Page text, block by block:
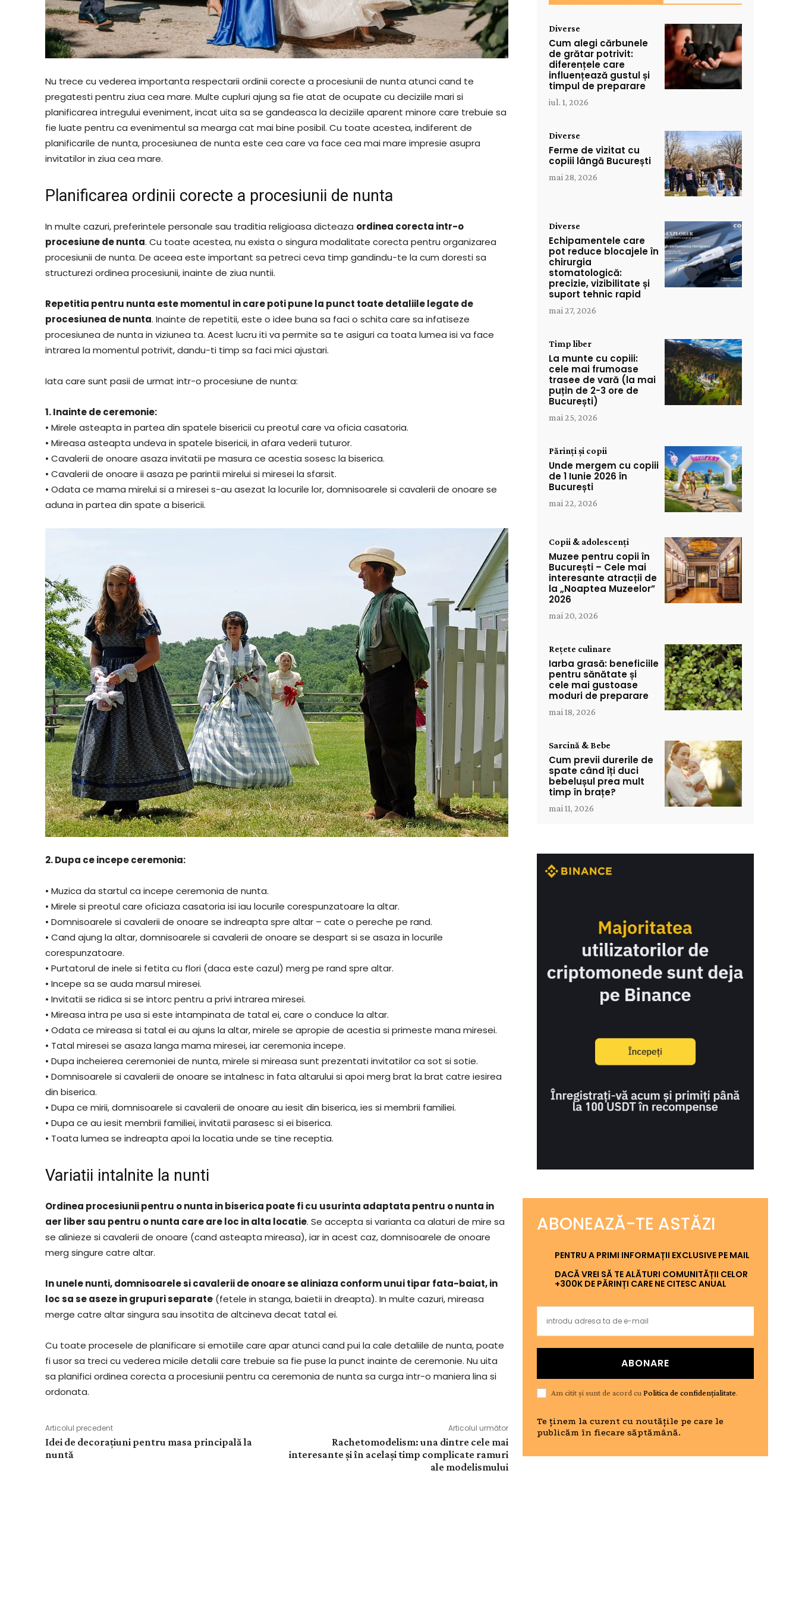
Nu trece cu vederea importanta respectarii ordinii corecte a procesiunii de nunta atunci cand te
pregatesti pentru ziua cea mare. Multe cupluri ajung sa fie atat de ocupate cu deciziile mari si
planificarea intregului eveniment, incat uita sa se gandeasca la deciziile aparent minore care trebuie sa
fie luate pentru ca evenimentul sa mearga cat mai bine posibil. Cu toate acestea, indiferent de
planificarile de nunta, procesiunea de nunta este cea care va face cea mai mare impresie asupra
invitatilor in ziua cea mare.
Planificarea ordinii corecte a procesiunii de nunta
In multe cazuri, preferintele personale sau traditia religioasa dicteaza ordinea corecta intr-o
procesiune de nunta. Cu toate acestea, nu exista o singura modalitate corecta pentru organizarea
procesiunii de nunta. De aceea este important sa petreci ceva timp gandindu-te la cum doresti sa
structurezi ordinea procesiunii, inainte de ziua nuntii.
Repetitia pentru nunta este momentul in care poti pune la punct toate detaliile legate de
procesiunea de nunta. Inainte de repetitii, este o idee buna sa faci o schita care sa infatiseze
procesiunea de nunta in viziunea ta. Acest lucru iti va permite sa te asiguri ca toata lumea isi va face
intrarea la momentul potrivit, dandu-ti timp sa faci mici ajustari.
Iata care sunt pasii de urmat intr-o procesiune de nunta:
1. Inainte de ceremonie:
• Mirele asteapta in partea din spatele bisericii cu preotul care va oficia casatoria.
• Mireasa asteapta undeva in spatele bisericii, in afara vederii tuturor.
• Cavalerii de onoare asaza invitatii pe masura ce acestia sosesc la biserica.
• Cavalerii de onoare ii asaza pe parintii mirelui si miresei la sfarsit.
• Odata ce mama mirelui si a miresei s-au asezat la locurile lor, domnisoarele si cavalerii de onoare se
aduna in partea din spate a bisericii.
2. Dupa ce incepe ceremonia:
• Muzica da startul ca incepe ceremonia de nunta.
• Mirele si preotul care oficiaza casatoria isi iau locurile corespunzatoare la altar.
• Domnisoarele si cavalerii de onoare se indreapta spre altar – cate o pereche pe rand.
• Cand ajung la altar, domnisoarele si cavalerii de onoare se despart si se asaza in locurile
corespunzatoare.
• Purtatorul de inele si fetita cu flori (daca este cazul) merg pe rand spre altar.
• Incepe sa se auda marsul miresei.
• Invitatii se ridica si se intorc pentru a privi intrarea miresei.
• Mireasa intra pe usa si este intampinata de tatal ei, care o conduce la altar.
• Odata ce mireasa si tatal ei au ajuns la altar, mirele se apropie de acestia si primeste mana miresei.
• Tatal miresei se asaza langa mama miresei, iar ceremonia incepe.
• Dupa incheierea ceremoniei de nunta, mirele si mireasa sunt prezentati invitatilor ca sot si sotie.
• Domnisoarele si cavalerii de onoare se intalnesc in fata altarului si apoi merg brat la brat catre iesirea
din biserica.
• Dupa ce mirii, domnisoarele si cavalerii de onoare au iesit din biserica, ies si membrii familiei.
• Dupa ce au iesit membrii familiei, invitatii parasesc si ei biserica.
• Toata lumea se indreapta apoi la locatia unde se tine receptia.
Variatii intalnite la nunti
Ordinea procesiunii pentru o nunta in biserica poate fi cu usurinta adaptata pentru o nunta in
aer liber sau pentru o nunta care are loc in alta locatie. Se accepta si varianta ca alaturi de mire sa
se alinieze si cavalerii de onoare (cand asteapta mireasa), iar in acest caz, domnisoarele de onoare
merg singure catre altar.
In unele nunti, domnisoarele si cavalerii de onoare se aliniaza conform unui tipar fata-baiat, in
loc sa se aseze in grupuri separate (fetele in stanga, baietii in dreapta). In multe cazuri, mireasa
merge catre altar singura sau insotita de altcineva decat tatal ei.
Cu toate procesele de planificare si emotiile care apar atunci cand pui la cale detaliile de nunta, poate
fi usor sa treci cu vederea micile detalii care trebuie sa fie puse la punct inainte de ceremonie. Nu uita
sa planifici ordinea corecta a procesiunii pentru ca ceremonia de nunta sa curga intr-o maniera lina si
ordonata.
Articolul precedent
Idei de decorațiuni pentru masa principală la
nuntă
Articolul următor
Rachetomodelism: una dintre cele mai
interesante și în același timp complicate ramuri
ale modelismului
Diverse
Cum alegi cărbunele
de grătar potrivit:
diferențele care
influențează gustul și
timpul de preparare
iul. 1, 2026
Diverse
Ferme de vizitat cu
copiii lângă București
mai 28, 2026
Diverse
Echipamentele care
pot reduce blocajele în
chirurgia
stomatologică:
precizie, vizibilitate și
suport tehnic rapid
mai 27, 2026
Timp liber
La munte cu copiii:
cele mai frumoase
trasee de vară (la mai
puțin de 2-3 ore de
București)
mai 25, 2026
Părinți și copii
Unde mergem cu copiii
de 1 Iunie 2026 în
București
mai 22, 2026
Copii & adolescenți
Muzee pentru copii în
București – Cele mai
interesante atracții de
la „Noaptea Muzeelor”
2026
mai 20, 2026
Rețete culinare
Iarba grasă: beneficiile
pentru sănătate și
cele mai gustoase
moduri de preparare
mai 18, 2026
Sarcină & Bebe
Cum previi durerile de
spate când îți duci
bebelușul prea mult
timp în brațe?
mai 11, 2026
ABONEAZĂ-TE ASTĂZI
PENTRU A PRIMI INFORMAȚII EXCLUSIVE PE MAIL
DACĂ VREI SĂ TE ALĂTURI COMUNITĂȚII CELOR
+300K DE PĂRINȚI CARE NE CITESC ANUAL
ABONARE
Am citit și sunt de acord cuPolitica de confidențialitate.
Te ținem la curent cu noutățile pe care le
publicăm în fiecare săptămână.